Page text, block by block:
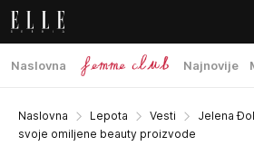
Naslovna Najnovije
Naslovna Lepota Vesti
Jelena
svoje omiljene beauty proizvode